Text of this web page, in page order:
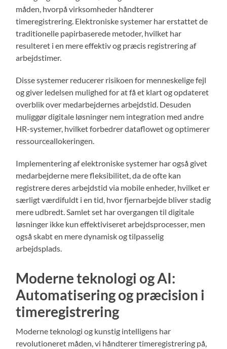
måden, hvorpå virksomheder håndterer
timeregistrering. Elektroniske systemer har erstattet de
traditionelle papirbaserede metoder, hvilket har
resulteret i en mere effektiv og præcis registrering af
arbejdstimer.
Disse systemer reducerer risikoen for menneskelige fejl
og giver ledelsen mulighed for at få et klart og opdateret
overblik over medarbejdernes arbejdstid. Desuden
muliggør digitale løsninger nem integration med andre
HR-systemer, hvilket forbedrer dataflowet og optimerer
ressourceallokeringen.
Implementering af elektroniske systemer har også givet
medarbejderne mere fleksibilitet, da de ofte kan
registrere deres arbejdstid via mobile enheder, hvilket er
særligt værdifuldt i en tid, hvor fjernarbejde bliver stadig
mere udbredt. Samlet set har overgangen til digitale
løsninger ikke kun effektiviseret arbejdsprocesser, men
også skabt en mere dynamisk og tilpasselig
arbejdsplads.
Moderne teknologi og AI:
Automatisering og præcision i
timeregistrering
Moderne teknologi og kunstig intelligens har
revolutioneret måden, vi håndterer timeregistrering på,